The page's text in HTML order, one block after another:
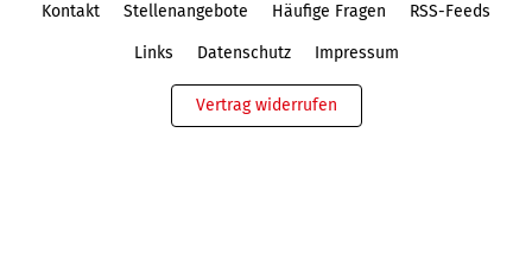
Kontakt Stellenangebote Häufige Fragen RSS-Feeds
Links Datenschutz Impressum
Vertrag widerrufen